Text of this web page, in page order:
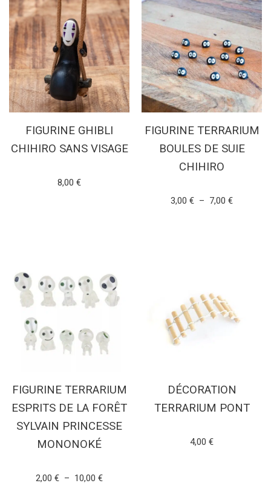
FIGURINE GHIBLI
CHIHIRO SANS VISAGE
Note
5.00
8,00 €
FIGURINE TERRARIUM
BOULES DE SUIE
CHIHIRO
Note
5.00
3,00 € – 7,00 €
FIGURINE TERRARIUM
ESPRITS DE LA FORÊT
SYLVAIN PRINCESSE
MONONOKÉ
Note
4.69
2,00 € – 10,00 €
DÉCORATION
TERRARIUM PONT
Note
5.00
4,00 €